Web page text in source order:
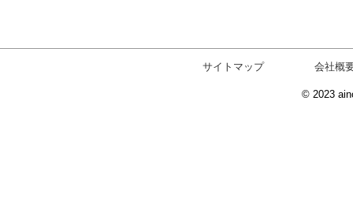
サイトマップ 会社概
© 2023